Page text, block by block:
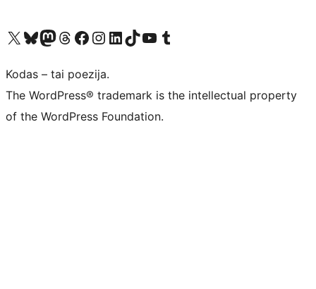
Visit our X (formerly Twitter) account
Apsilankykite mūsų Bluesky paskyroje
Visit our Mastodon account
Apsilankykite mūsų Threads paskyroje
Visit our Facebook page
Visit our Instagram account
Visit our LinkedIn account
Apsilankykite mūsų TikTok paskyroje
Visit our YouTube channel
Apsilankykite mūsų Tumblr paskyroje
Kodas – tai poezija.
The WordPress® trademark is the intellectual property
of the WordPress Foundation.